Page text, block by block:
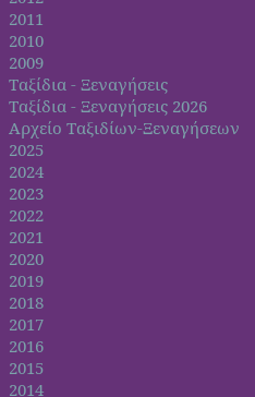
2011
2010
2009
Ταξίδια - Ξεναγήσεις
Ταξίδια - Ξεναγήσεις 2026
Αρχείο Ταξιδίων-Ξεναγήσεων
2025
2024
2023
2022
2021
2020
2019
2018
2017
2016
2015
2014